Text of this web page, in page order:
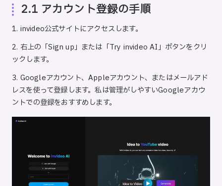
2.1 アカウント登録の手順
1. invideo公式サイトにアクセスします。
2. 右上の「Sign up」または「Try invideo AI」ボタンをクリ
ックします。
3. Googleアカウント、Appleアカウント、またはメールアド
レスを使って登録します。私は管理がしやすいGoogleアカウ
ントでの登録をおすすめします。